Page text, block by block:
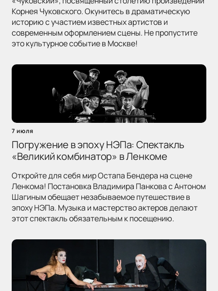
Корнея Чуковского. Окунитесь в драматическую
историю с участием известных артистов и
современным оформлением сцены. Не пропустите
это культурное событие в Москве!
7 июля
Погружение в эпоху НЭПа: Спектакль
«Великий комбинатор» в Ленкоме
Откройте для себя мир Остапа Бендера на сцене
Ленкома! Постановка Владимира Панкова с Антоном
Шагиным обещает незабываемое путешествие в
эпоху НЭПа. Музыка и мастерство актеров делают
этот спектакль обязательным к посещению.